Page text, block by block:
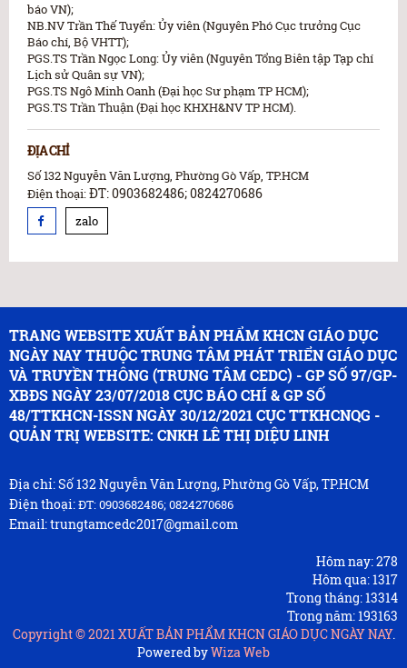
báo VN);
NB.NV Trần Thế Tuyển: Ủy viên (Nguyên Phó Cục trưởng Cục
Báo chí, Bộ VHTT);
PGS.TS Trần Ngọc Long: Ủy viên (Nguyên Tổng Biên tập Tạp chí
Lịch sử Quân sự VN);
PGS.TS Ngô Minh Oanh (Đại học Sư phạm TP HCM);
PGS.TS Trần Thuận (Đại học KHXH&NV TP HCM).
ĐỊA CHỈ
Số 132 Nguyễn Văn Lượng, Phường Gò Vấp, TP.HCM
Điện thoại:ĐT: 0903682486; 0824270686
zalo
TRANG WEBSITE XUẤT BẢN PHẨM KHCN GIÁO DỤC
NGÀY NAY THUỘC TRUNG TÂM PHÁT TRIỂN GIÁO DỤC
VÀ TRUYỀN THÔNG (TRUNG TÂM CEDC) - GP SỐ 97/GP-
XBĐS NGÀY 23/07/2018 CỤC BÁO CHÍ & GP SỐ
48/TTKHCN-ISSN NGÀY 30/12/2021 CỤC TTKHCNQG -
QUẢN TRỊ WEBSITE: CNKH LÊ THỊ DIỆU LINH
Địa chỉ: Số 132 Nguyễn Văn Lượng, Phường Gò Vấp, TP.HCM
Điện thoại:ĐT: 0903682486; 0824270686
Email: trungtamcedc2017@gmail.com
Hôm nay:278
Hôm qua:1317
Trong tháng:13314
Trong năm:193163
Copyright © 2021 XUẤT BẢN PHẨM KHCN GIÁO DỤC NGÀY NAY.
Powered byWiza Web